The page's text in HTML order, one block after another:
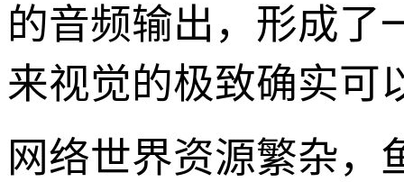
的音频输出，形成了
来视觉的极致确实可
网络世界资源繁杂，